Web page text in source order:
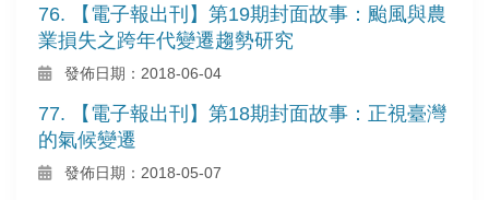
76. 【電子報出刊】第19期封面故事：颱風與農
業損失之跨年代變遷趨勢研究
發佈日期：2018-06-04
77. 【電子報出刊】第18期封面故事：正視臺灣
的氣候變遷
發佈日期：2018-05-07